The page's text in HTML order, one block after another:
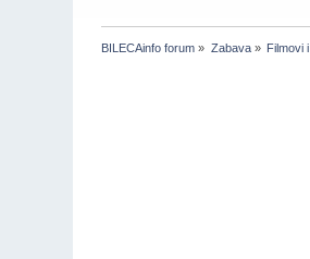
BILECAinfo forum » Zabava» Filmovi